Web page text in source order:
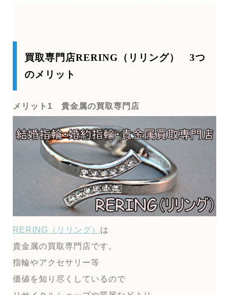
買取専門店RERING（リリング） 3つ
のメリット
メリット1 貴金属の買取専門店
RERING（リリング） は
貴金属の買取専門店です。
指輪やアクセサリー等
価値を知り尽くしているので